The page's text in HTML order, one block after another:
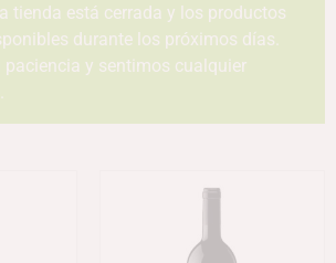
tienda está cerrada y los productos
durante los próximos días.
paciencia y sentimos cualquier